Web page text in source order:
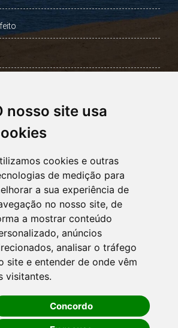
nosso site usa
cookies e outras
de medição para
a sua experiência de
no nosso site, de
a mostrar conteúdo
anúncios
analisar o tráfego
site e entender de onde vêm
visitantes.
Concordo
e Meio Ambiente
Social
Econômico
do Município
e Cultura
OUVIDORIA